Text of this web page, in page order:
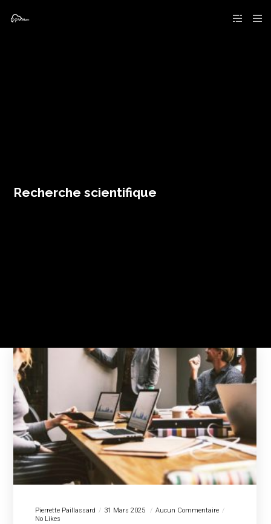
Recherche scientifique
Pierrette Paillassard 31 Mars 2025
Aucun Commentaire
No Likes